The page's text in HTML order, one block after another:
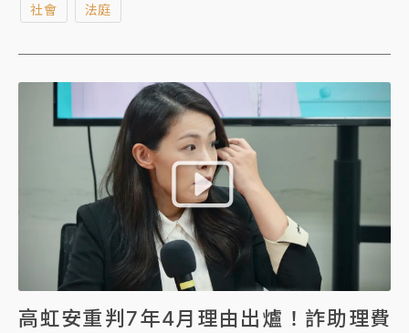
社會 法庭
高虹安重判7年4月理由出爐！詐助理費